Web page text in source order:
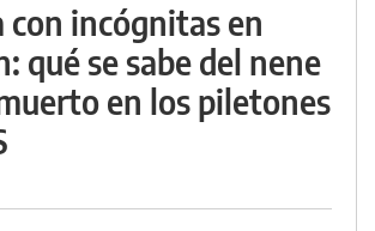
con incógnitas en
qué se sabe del nene
en los piletones